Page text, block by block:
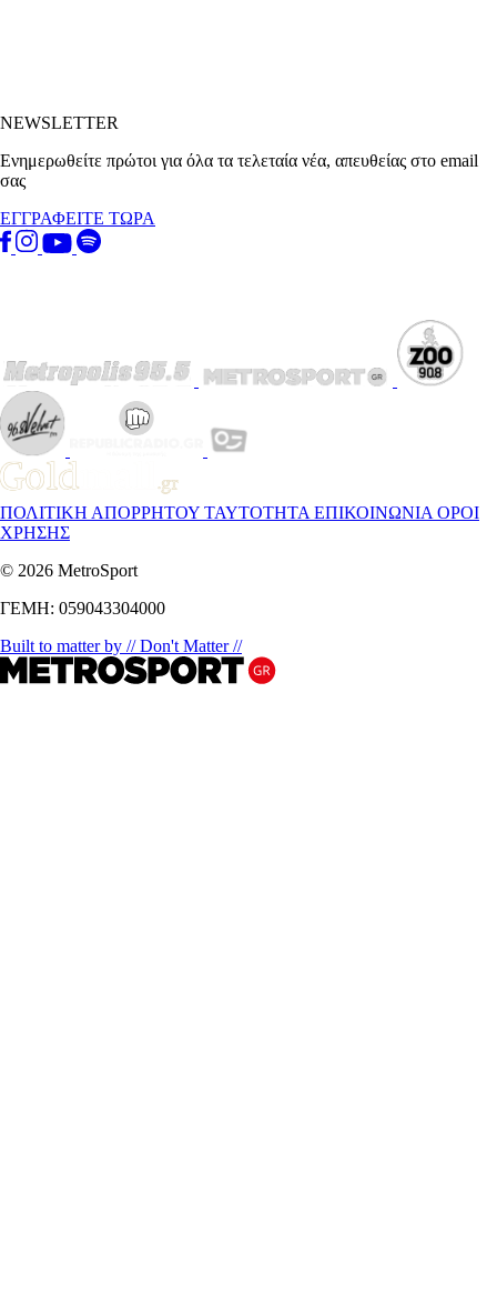
NEWSLETTER
Ενημερωθείτε πρώτοι για όλα τα τελεταία νέα, απευθείας στο email
σας
ΕΓΓΡΑΦΕΙΤΕ ΤΩΡΑ
ΠΟΛΙΤΙΚΗ ΑΠΟΡΡΗΤΟΥ ΤΑΥΤΟΤΗΤΑ ΕΠΙΚΟΙΝΩΝΙΑ ΟΡΟΙ
ΧΡΗΣΗΣ
© 2026 MetroSport
ΓΕΜΗ: 059043304000
Built to matter by // Don't Matter //